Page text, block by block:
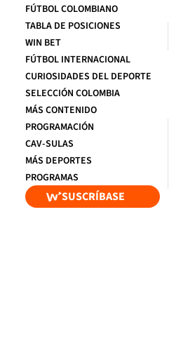
FÚTBOL COLOMBIANO
TABLA DE POSICIONES
WIN BET
FÚTBOL INTERNACIONAL
CURIOSIDADES DEL DEPORTE
SELECCIÓN COLOMBIA
MÁS CONTENIDO
PROGRAMACIÓN
CAV-SULAS
MÁS DEPORTES
PROGRAMAS
SUSCRÍBASE